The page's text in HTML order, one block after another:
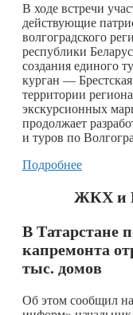
В ходе встречи
действующие
волгоградского
республики
создания единого
курган —
территории
экскурсионных
продолжает
и туров по
Подробнее
ЖКХ и
В Татарстане
капремонта
тыс. домов
Об этом сообщил